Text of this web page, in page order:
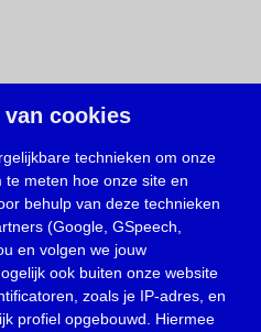
cookies
technieken om onze
meten hoe onze site en
behulp van deze technieken
(Google, GSpeech,
en volgen we jouw
ook buiten onze website
zoals je IP-adres, en
profiel opgebouwd. Hiermee